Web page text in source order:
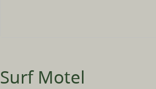
Surf Motel